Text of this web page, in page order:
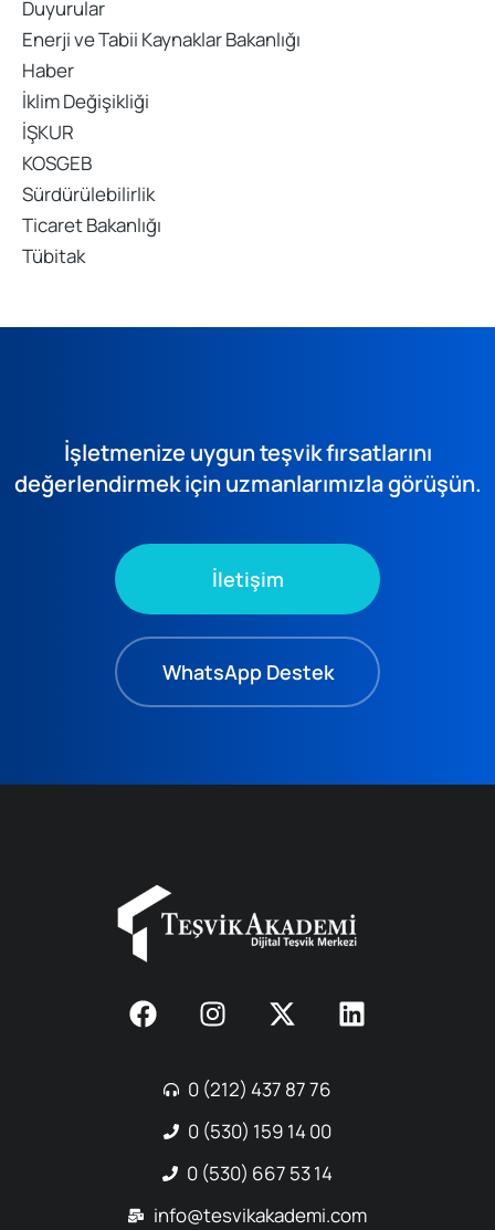
Duyurular
Enerji ve Tabii Kaynaklar Bakanlığı
Haber
İklim Değişikliği
İŞKUR
KOSGEB
Sürdürülebilirlik
Ticaret Bakanlığı
Tübitak
İşletmenize uygun teşvik fırsatlarını
değerlendirmek için uzmanlarımızla görüşün.
İletişim
WhatsApp Destek
0 (212) 437 87 76
0 (530) 159 14 00
0 (530) 667 53 14
info@tesvikakademi.com